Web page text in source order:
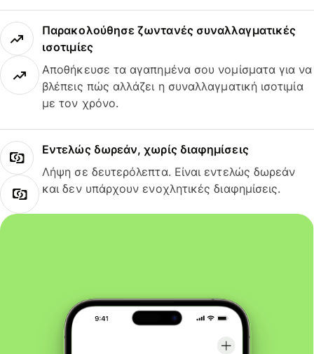
Παρακολούθησε ζωντανές συναλλαγματικές
ισοτιμίες
Αποθήκευσε τα αγαπημένα σου νομίσματα για να
βλέπεις πώς αλλάζει η συναλλαγματική ισοτιμία
με τον χρόνο.
Εντελώς δωρεάν, χωρίς διαφημίσεις
Λήψη σε δευτερόλεπτα. Είναι εντελώς δωρεάν
και δεν υπάρχουν ενοχλητικές διαφημίσεις.